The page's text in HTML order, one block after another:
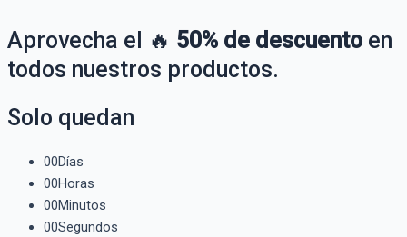
Aprovecha el 🔥 50% de descuento en
todos nuestros productos.
Solo quedan
00Días
00Horas
00Minutos
00Segundos